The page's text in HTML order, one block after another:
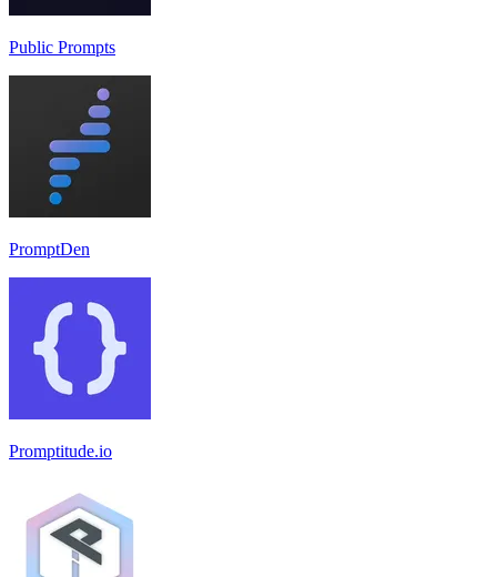
Public Prompts
PromptDen
Promptitude.io